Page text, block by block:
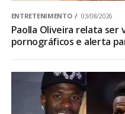
ENTRETENIMENTO 03/08/2026
Paolla Oliveira relata ser
pornográficos e alerta